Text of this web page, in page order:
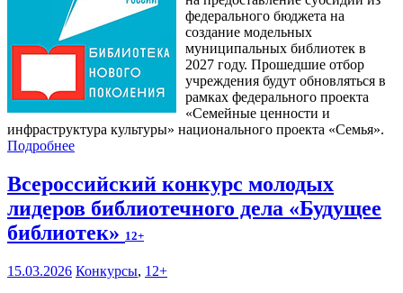
федерального бюджета на
создание модельных
муниципальных библиотек в
2027 году. Прошедшие отбор
учреждения будут обновляться в
рамках федерального проекта
«Семейные ценности и
инфраструктура культуры» национального проекта «Семья».
Подробнее
Всероссийский конкурс молодых
лидеров библиотечного дела «Будущее
библиотек» 12+
15.03.2026 Конкурсы, 12+